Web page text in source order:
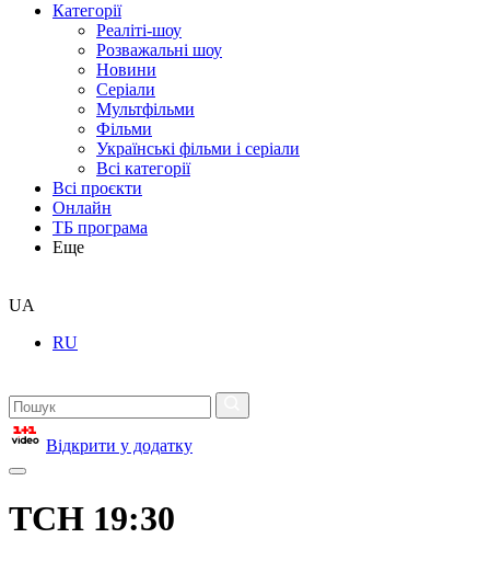
Категорії
Реаліті-шоу
Розважальні шоу
Новини
Серіали
Мультфільми
Фільми
Українські фільми і серіали
Всі категорії
Всі проєкти
Онлайн
ТБ програма
Еще
UA
RU
Відкрити у додатку
ТСН 19:30